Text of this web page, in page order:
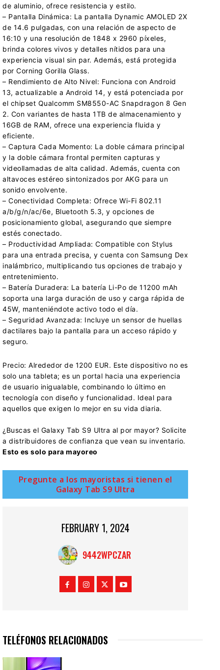
de aluminio, ofrece resistencia y estilo.
– Pantalla Dinámica: La pantalla Dynamic AMOLED 2X
de 14.6 pulgadas, con una relación de aspecto de
16:10 y una resolución de 1848 x 2960 píxeles,
brinda colores vivos y detalles nítidos para una
experiencia visual sin par. Además, está protegida
por Corning Gorilla Glass.
– Rendimiento de Alto Nivel: Funciona con Android
13, actualizable a Android 14, y está potenciada por
el chipset Qualcomm SM8550-AC Snapdragon 8 Gen
2. Con variantes de hasta 1TB de almacenamiento y
16GB de RAM, ofrece una experiencia fluida y
eficiente.
– Captura Cada Momento: La doble cámara principal
y la doble cámara frontal permiten capturas y
videollamadas de alta calidad. Además, cuenta con
altavoces estéreo sintonizados por AKG para un
sonido envolvente.
– Conectividad Completa: Ofrece Wi-Fi 802.11
a/b/g/n/ac/6e, Bluetooth 5.3, y opciones de
posicionamiento global, asegurando que siempre
estés conectado.
– Productividad Ampliada: Compatible con Stylus
para una entrada precisa, y cuenta con Samsung Dex
inalámbrico, multiplicando tus opciones de trabajo y
entretenimiento.
– Batería Duradera: La batería Li-Po de 11200 mAh
soporta una larga duración de uso y carga rápida de
45W, manteniéndote activo todo el día.
– Seguridad Avanzada: Incluye un sensor de huellas
dactilares bajo la pantalla para un acceso rápido y
seguro.
Precio: Alrededor de 1200 EUR. Este dispositivo no es
solo una tableta; es un portal hacia una experiencia
de usuario inigualable, combinando lo último en
tecnología con diseño y funcionalidad. Ideal para
aquellos que exigen lo mejor en su vida diaria.
¿Buscas el Galaxy Tab S9 Ultra al por mayor? Solicite
a distribuidores de confianza que vean su inventario.
Esto es solo para mayoreo
Pregunte a los mayoristas si tienen el
Galaxy Tab S9 Ultra
FEBRUARY 1, 2024
9442WPCZAR
TELÉFONOS RELACIONADOS